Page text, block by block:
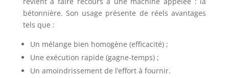
bétonnière. Son usage présente de réels avantages
tels que :
Un mélange bien homogène (efficacité) ;
Une exécution rapide (gagne-temps) ;
Un amoindrissement de l’effort à fournir.